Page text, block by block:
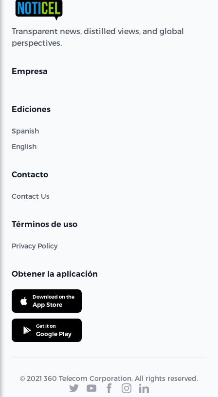
Transparent news, distilled views, and global
perspectives.
Empresa
Ediciones
Spanish
English
Contacto
Contact Us
Términos de uso
Privacy Policy
Obtener la aplicación
Download on the
App Store
Get it on
Google Play
© 2021 360 Telecom Corporation. All rights reserved.